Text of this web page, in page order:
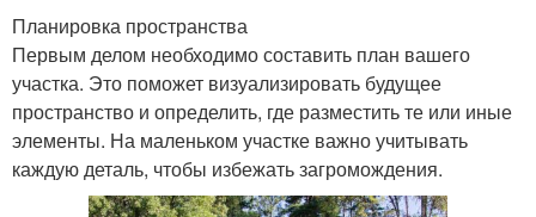
Планировка пространства
Первым делом необходимо составить план вашего
участка. Это поможет визуализировать будущее
пространство и определить, где разместить те или иные
элементы. На маленьком участке важно учитывать
каждую деталь, чтобы избежать загромождения.